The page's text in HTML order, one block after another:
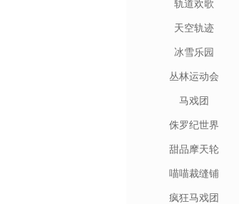
轨道欢歌
天空轨迹
冰雪乐园
丛林运动会
马戏团
侏罗纪世界
甜品摩天轮
喵喵裁缝铺
疯狂马戏团